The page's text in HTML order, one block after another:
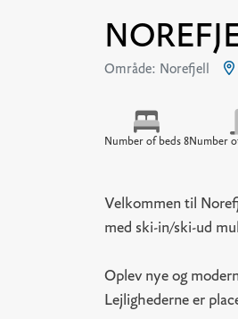
Område: Norefjell
Number of beds 8Number
Velkommen til
med ski-in/ski-ud
Oplev nye og
Lejlighederne er